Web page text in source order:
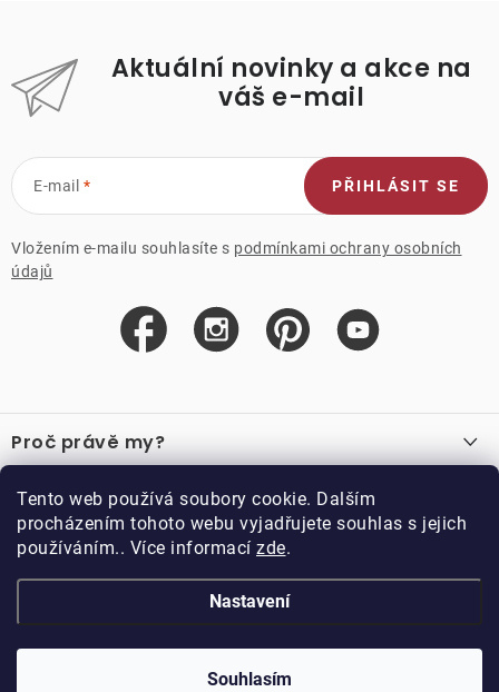
Tento web používá soubory cookie. Dalším
procházením tohoto webu vyjadřujete souhlas s jejich
používáním.. Více informací zde.
Nastavení
Souhlasím
Aktuální novinky a akce na
váš e-mail
E-mail
Vložením e-mailu souhlasíte s podmínkami ochrany osobních
údajů
PŘIHLÁSIT SE
á
p
a
Proč právě my?
Recenze
Důležité odkazy
Velkoobchod
Vzorková prodejna
Kariéra
Blog
O nákupu
Obchodní podmínky
Podmínky věrnostního programu
Doppler CZ spol. s.r.o.,
DOPPLER CZ spol. s r.o.. Všechna práva vyhrazena.